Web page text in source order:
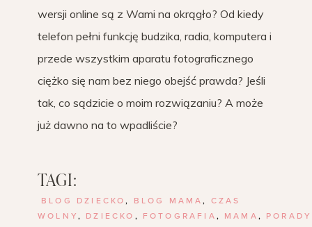
wersji online są z Wami na okrągło? Od kiedy
telefon pełni funkcję budzika, radia, komputera i
przede wszystkim aparatu fotograficznego
ciężko się nam bez niego obejść prawda? Jeśli
tak, co sądzicie o moim rozwiązaniu? A może
już dawno na to wpadliście?
TAGI:
BLOG DZIECKO, BLOG MAMA,
CZAS
WOLNY , DZIECKO , FOTOGRAFIA , MAMA , PORADY